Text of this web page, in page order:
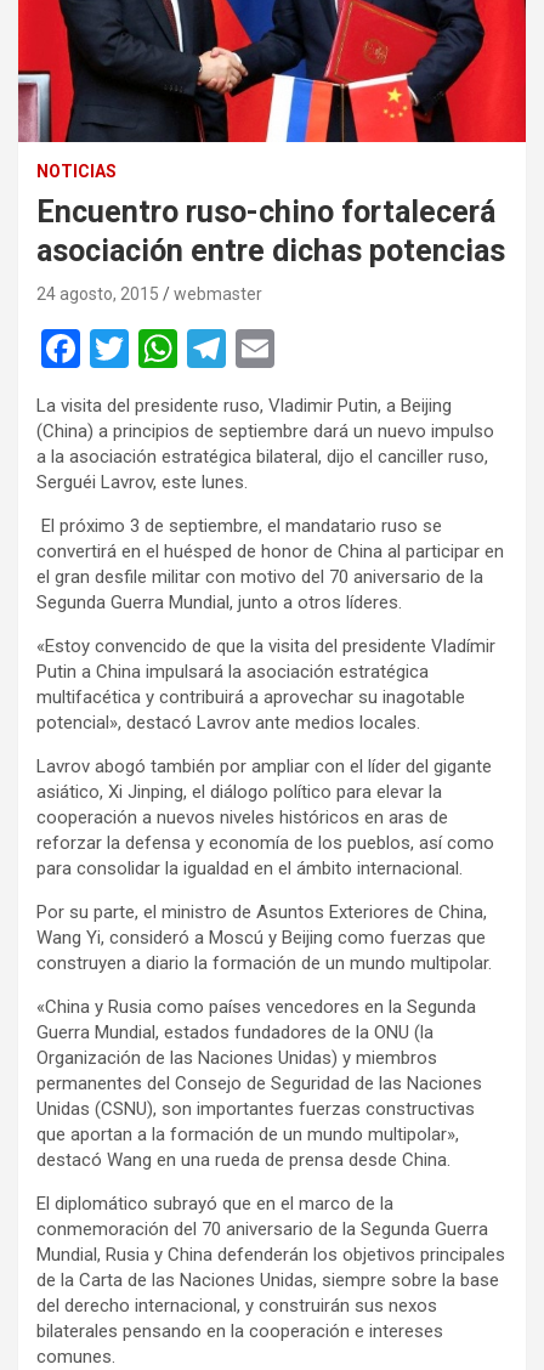
NOTICIAS
Encuentro ruso-chino fortalecerá
asociación entre dichas potencias
24 agosto, 2015 webmaster
F
a
ce
b
o
k
T
tt
er
W
h
at
s
p
p
T
e
gr
m
m
ail
La visita del presidente ruso, Vladimir Putin, a Beijing
(China) a principios de septiembre dará un nuevo impulso
a la asociación estratégica bilateral, dijo el canciller ruso,
Serguéi Lavrov, este lunes.
El próximo 3 de septiembre, el mandatario ruso se
convertirá en el huésped de honor de China al participar en
el gran desfile militar con motivo del 70 aniversario de la
Segunda Guerra Mundial, junto a otros líderes.
«Estoy convencido de que la visita del presidente Vladímir
Putin a China impulsará la asociación estratégica
multifacética y contribuirá a aprovechar su inagotable
potencial», destacó Lavrov ante medios locales.
Lavrov abogó también por ampliar con el líder del gigante
asiático, Xi Jinping, el diálogo político para elevar la
cooperación a nuevos niveles históricos en aras de
reforzar la defensa y economía de los pueblos, así como
para consolidar la igualdad en el ámbito internacional.
Por su parte, el ministro de Asuntos Exteriores de China,
Wang Yi, consideró a Moscú y Beijing como fuerzas que
construyen a diario la formación de un mundo multipolar.
«China y Rusia como países vencedores en la Segunda
Guerra Mundial, estados fundadores de la ONU (la
Organización de las Naciones Unidas) y miembros
permanentes del Consejo de Seguridad de las Naciones
Unidas (CSNU), son importantes fuerzas constructivas
que aportan a la formación de un mundo multipolar»,
destacó Wang en una rueda de prensa desde China.
El diplomático subrayó que en el marco de la
conmemoración del 70 aniversario de la Segunda Guerra
Mundial, Rusia y China defenderán los objetivos principales
de la Carta de las Naciones Unidas, siempre sobre la base
del derecho internacional, y construirán sus nexos
bilaterales pensando en la cooperación e intereses
comunes.